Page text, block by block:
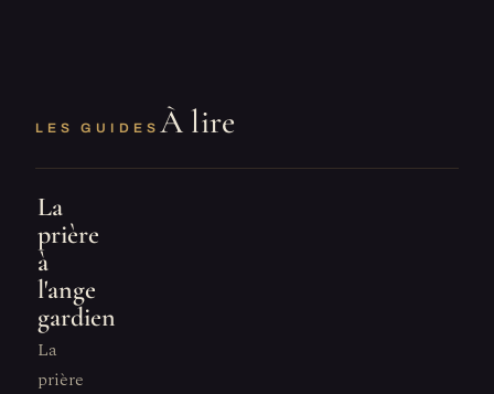
LES GUIDES À lire
La
prière
à
l'ange
gardien
La
prière